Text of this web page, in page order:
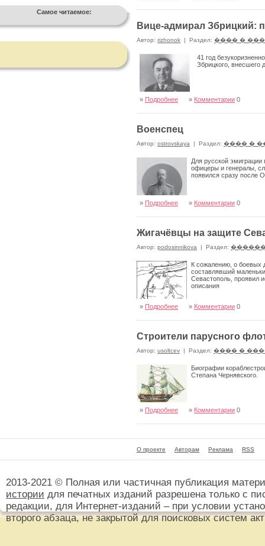
Самое читаемое:
Вице-адмирал Збрицкий:
Автор: rizhonok | Раздел: ���� �
41 год
Збрицкого, внесшего
» Подробнее » Комментарии 0
Военспец
Автор: ostrovskaya | Раздел: ���� �
Для русской
офицеры и генералы,
появился сразу после
» Подробнее » Комментарии 0
Жигачёвцы на защите
Автор: podosinnikova | Раздел:
К сожалению, о боевых
составлявший
Севастополь, проявил
описания
» Подробнее » Комментарии 0
Строители парусного
Автор: usoltcev | Раздел: ���� �
Биографии
Степана Чернявского.
» Подробнее » Комментарии 0
О проекте Авторам Реклама RSS
2013-2021 © Полная или частичная публикация
истории для печатных изданий разрешена только с
редакции, для Интернет-изданий – при условии
второго абзаца, не закрытой для поисковых систем